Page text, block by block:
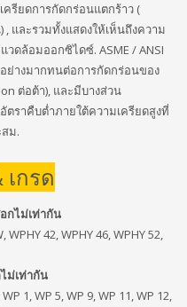
รียดการกัดกร่อนแตกร้าว (
, และรวมทั้งแสดงให้เห็นถึงความ
ดล้อมออกซิไดซ์. ASME / ANSI
ย่างมากทนต่อการกัดกร่อนของ
ต่อต้า), และมีบางส่วน
ราคืบต่ำภายใต้ความเครียดสูงที่
ม.
กรด
กไม่เท่ากัน
WPHY 42, WPHY 46, WPHY 52,
ม่เท่ากัน
1, WP 5, WP 9, WP 11, WP 12,